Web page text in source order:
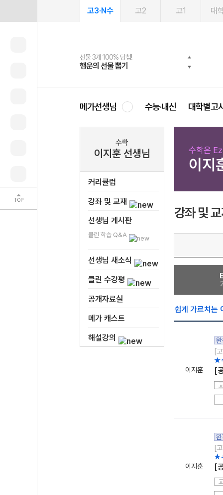
TOP
고3·N수 고2 고1 대
선물 3개 100% 당첨!
행운의 선물 뽑기
선물 100% 증정!
메가스터디 X 올리브
여름방학 스터디 캐시백
메가런 썸머스쿨
2027 러셀 단과
강사 공개선발
스마트러닝앱
설문 EVENT
메가패스
3일 무료 체험권
메가패스 수강생 무료혜택!
메가클럽 멤버십
사회공헌 캠페인
희망이룸 메가나눔
메가선생님 수능·내신 대학별고
수학
이지훈 선생님
커리큘럼
강좌 및 교재
선생님 게시판
클린 학습 Q&A
선생님 새소식
클린 수강평
공개자료실
메가 캐스트
해설강의
수학은
이지
강좌 및
쉽게 가르치는
이지훈
[
★
[
이지훈
[
★
[